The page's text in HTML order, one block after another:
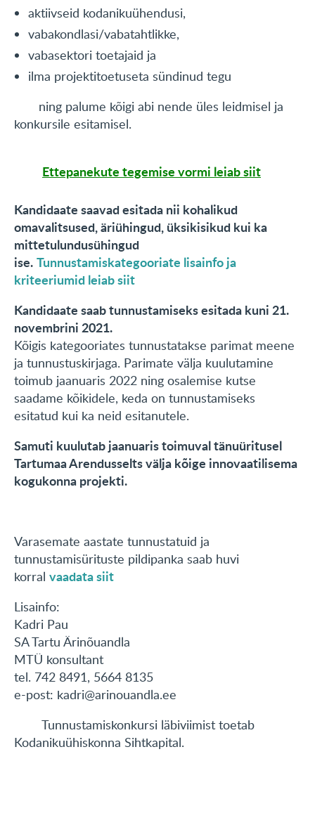
aktiivseid kodanikuühendusi,
vabakondlasi/vabatahtlikke,
vabasektori toetajaid ja
ilma projektitoetuseta sündinud tegu
ning palume kõigi abi nende üles leidmisel ja
konkursile esitamisel.
Ettepanekute tegemise vormi leiab siit
Kandidaate saavad esitada nii kohalikud
omavalitsused, äriühingud, üksikisikud kui ka
mittetulundusühingud
ise.Tunnustamiskategooriate lisainfo ja
kriteeriumid leiab siit
Kandidaate saab tunnustamiseks esitada kuni 21.
novembrini 2021.
Kõigis kategooriates tunnustatakse parimat meene
ja tunnustuskirjaga. Parimate välja kuulutamine
toimub jaanuaris 2022 ning osalemise kutse
saadame kõikidele, keda on tunnustamiseks
esitatud kui ka neid esitanutele.
Samuti kuulutab jaanuaris toimuval tänuüritusel
Tartumaa Arendusselts välja kõige innovaatilisema
kogukonna projekti.
Varasemate aastate tunnustatuid ja
tunnustamisürituste pildipanka saab huvi
korral vaadata siit
Lisainfo:
Kadri Pau
SA Tartu Ärinõuandla
MTÜ konsultant
tel. 742 8491, 5664 8135
e-post: kadri@arinouandla.ee
Tunnustamiskonkursi läbiviimist toetab
Kodanikuühiskonna Sihtkapital.